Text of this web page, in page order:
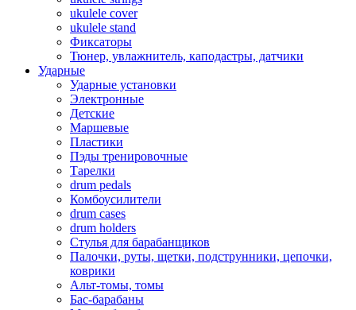
ukulele cover
ukulele stand
Фиксаторы
Тюнер, увлажнитель, каподастры, датчики
Ударные
Ударные установки
Электронные
Детские
Маршевые
Пластики
Пэды тренировочные
Тарелки
drum pedals
Комбоусилители
drum cases
drum holders
Стулья для барабанщиков
Палочки, руты, щетки, подструнники, цепочки,
коврики
Альт-томы, томы
Бас-барабаны